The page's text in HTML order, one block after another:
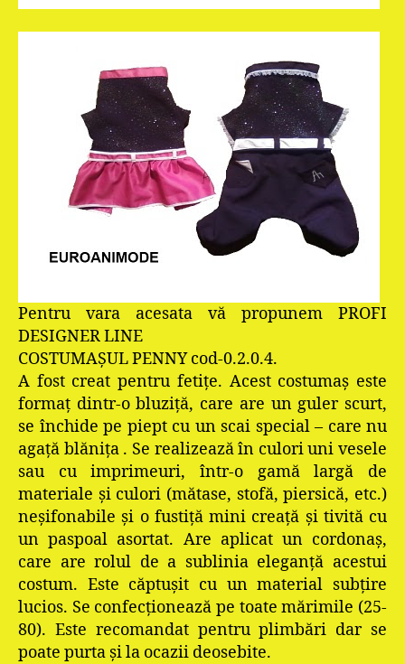
Pentru vara acesata vă propunem PROFI
DESIGNER LINE
COSTUMAȘUL PENNY cod-0.2.0.4.
A fost creat pentru fetițe. Acest costumaș este
formaţ dintr-o bluziță, care are un guler scurt,
se închide pe piept cu un scai special – care nu
agață blănița . Se realizează în culori uni vesele
sau cu imprimeuri, într-o gamă largă de
materiale și culori (mătase, stofă, piersică, etc.)
neșifonabile și o fustiță mini creață și tivită cu
un paspoal asortat. Are aplicat un cordonaș,
care are rolul de a sublinia eleganţă acestui
costum. Este căptuşit cu un material subţire
lucios. Se confecționează pe toate mărimile (25-
80). Este recomandat pentru plimbări dar se
poate purta și la ocazii deosebite.